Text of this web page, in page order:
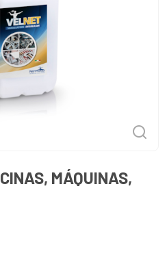
MÁQUINAS,